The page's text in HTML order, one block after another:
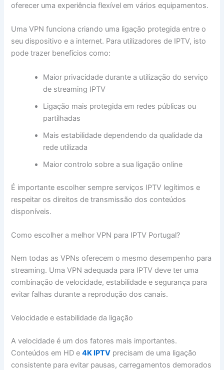
oferecer uma experiência flexível em vários equipamentos.
Uma VPN funciona criando uma ligação protegida entre o
seu dispositivo e a internet. Para utilizadores de IPTV, isto
pode trazer benefícios como:
Maior privacidade durante a utilização do serviço
de streaming IPTV
Ligação mais protegida em redes públicas ou
partilhadas
Mais estabilidade dependendo da qualidade da
rede utilizada
Maior controlo sobre a sua ligação online
É importante escolher sempre serviços IPTV legítimos e
respeitar os direitos de transmissão dos conteúdos
disponíveis.
Como escolher a melhor VPN para IPTV Portugal?
Nem todas as VPNs oferecem o mesmo desempenho para
streaming. Uma VPN adequada para IPTV deve ter uma
combinação de velocidade, estabilidade e segurança para
evitar falhas durante a reprodução dos canais.
Velocidade e estabilidade da ligação
A velocidade é um dos fatores mais importantes.
Conteúdos em HD e4K IPTV precisam de uma ligação
consistente para evitar pausas, carregamentos demorados